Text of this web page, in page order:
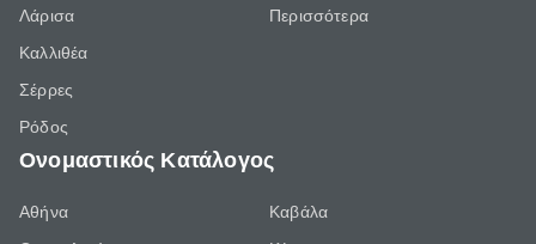
Λάρισα
Καλλιθέα
Σέρρες
Ρόδος
Περισσότερα
Ονομαστικός Κατάλογος
Αθήνα
Καβάλα